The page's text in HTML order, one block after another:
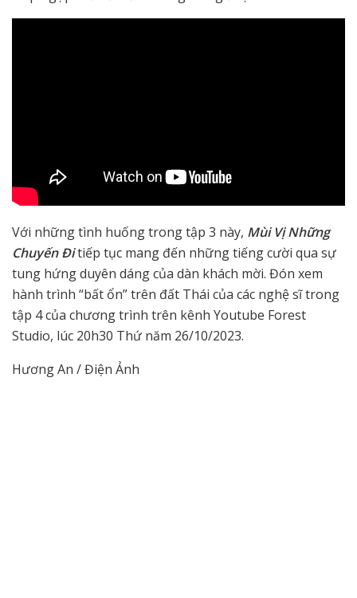
Với những tình huống trong tập 3 này, Mùi Vị Những
Chuyến Đitiếp tục mang đến những tiếng cười qua sự
tung hứng duyên dáng của dàn khách mời. Đón xem
hành trình “bất ổn” trên đất Thái của các nghệ sĩ trong
tập 4 của chương trình trên kênh Youtube Forest
Studio, lúc 20h30 Thứ năm 26/10/2023.
Hương An / Điện Ảnh